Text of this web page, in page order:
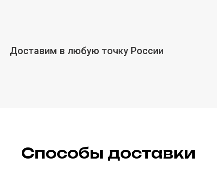
Доставим в любую точку России
Способы доставки